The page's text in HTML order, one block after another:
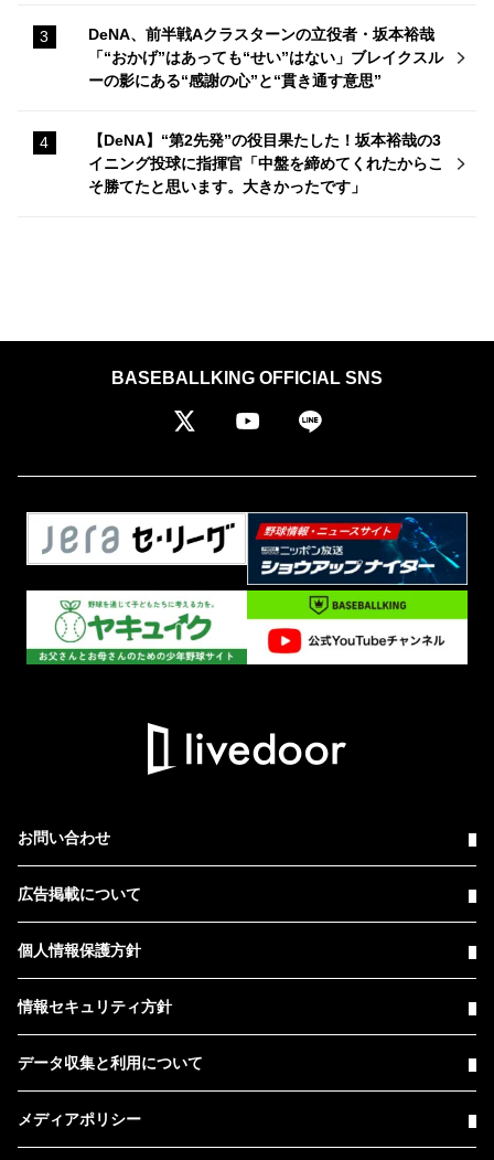
DeNA、前半戦Aクラスターンの立役者・坂本裕哉
「“おかげ”はあっても“せい”はない」ブレイクスル
ーの影にある“感謝の心”と“貫き通す意思”
【DeNA】“第2先発”の役目果たした！坂本裕哉の3
イニング投球に指揮官「中盤を締めてくれたからこ
そ勝てたと思います。大きかったです」
BASEBALLKING OFFICIAL SNS
お問い合わせ
広告掲載について
個人情報保護方針
情報セキュリティ方針
データ収集と利用について
メディアポリシー